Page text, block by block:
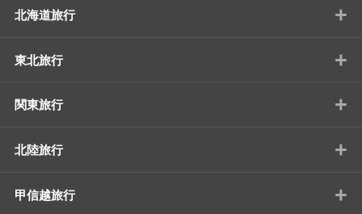
北海道旅行 +
東北旅行 +
関東旅行 +
北陸旅行 +
甲信越旅行 +